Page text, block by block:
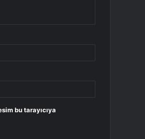
bu tarayıcıya